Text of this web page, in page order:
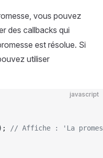
vous pouvez
des callbacks qui
est résolue. Si
utiliser
javascript
// Affiche : 'La